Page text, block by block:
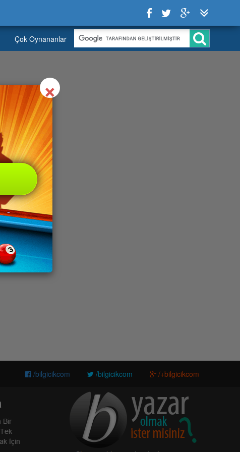
Çok Oynananlar
/bilgicikcom /bilgicikcom /+bilgicikcom
×Close